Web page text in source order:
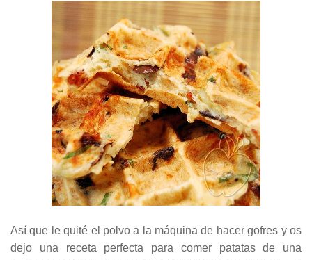
Así que le quité el polvo a la máquina de hacer gofres y os
dejo una receta perfecta para comer patatas de una